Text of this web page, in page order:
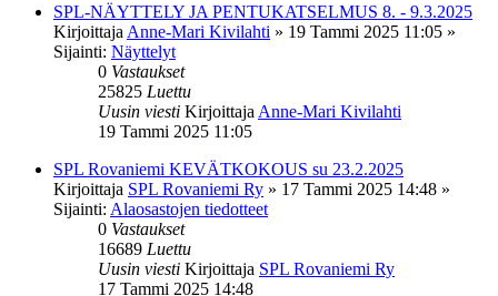
SPL-NÄYTTELY JA PENTUKATSELMUS 8. - 9.3.2025
Kirjoittaja Anne-Mari Kivilahti » 19 Tammi 2025 11:05 »
Sijainti: Näyttelyt
0 Vastaukset
25825 Luettu
Uusin viesti Kirjoittaja Anne-Mari Kivilahti
19 Tammi 2025 11:05
SPL Rovaniemi KEVÄTKOKOUS su 23.2.2025
Kirjoittaja SPL Rovaniemi Ry » 17 Tammi 2025 14:48 »
Sijainti: Alaosastojen tiedotteet
0 Vastaukset
16689 Luettu
Uusin viesti Kirjoittaja SPL Rovaniemi Ry
17 Tammi 2025 14:48